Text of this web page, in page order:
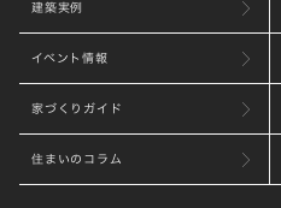
建築実例
イベント情報
家づくりガイド
住まいのコラム